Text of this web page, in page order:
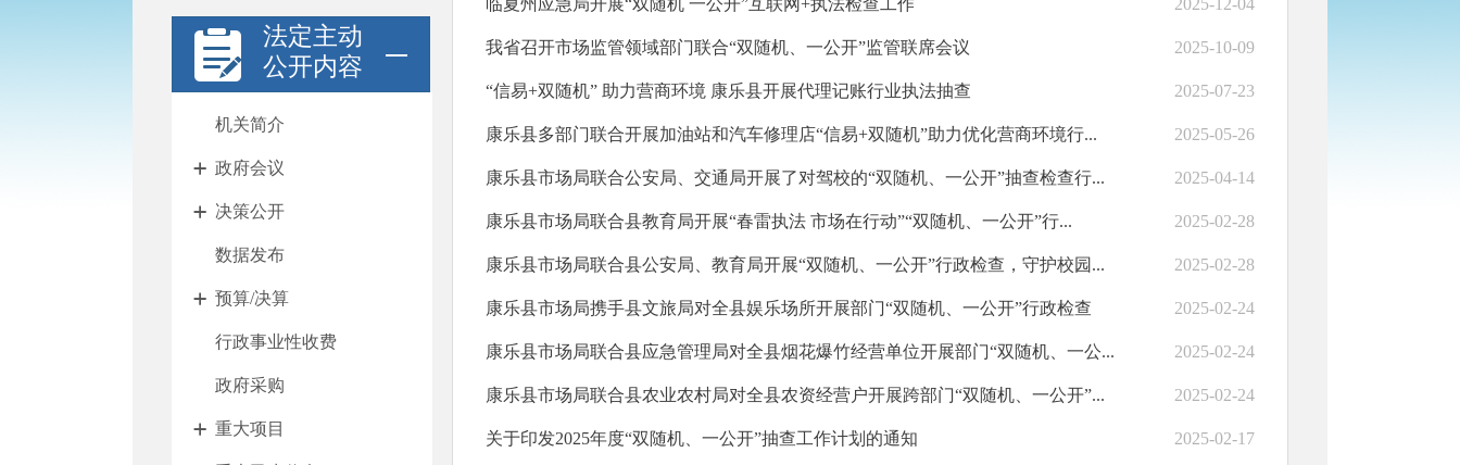
法定主动
公开内容
机关简介
政府会议
决策公开
数据发布
预算/决算
行政事业性收费
政府采购
重大项目
临夏州应急局开展“双随机 一公开”互联网+执法检查工作 2025-12-04
我省召开市场监管领域部门联合“双随机、一公开”监管联席会议 2025-10-09
“信易+双随机” 助力营商环境 康乐县开展代理记账行业执法抽查 2025-07-23
康乐县多部门联合开展加油站和汽车修理店“信易+双随机”助力优化营商环境行... 2025-05-26
康乐县市场局联合公安局、交通局开展了对驾校的“双随机、一公开”抽查检查行... 2025-04-14
康乐县市场局联合县教育局开展“春雷执法 市场在行动”“双随机、一公开”行... 2025-02-28
康乐县市场局联合县公安局、教育局开展“双随机、一公开”行政检查，守护校园... 2025-02-28
康乐县市场局携手县文旅局对全县娱乐场所开展部门“双随机、一公开”行政检查 2025-02-24
康乐县市场局联合县应急管理局对全县烟花爆竹经营单位开展部门“双随机、一公... 2025-02-24
康乐县市场局联合县农业农村局对全县农资经营户开展跨部门“双随机、一公开”... 2025-02-24
关于印发2025年度“双随机、一公开”抽查工作计划的通知 2025-02-17